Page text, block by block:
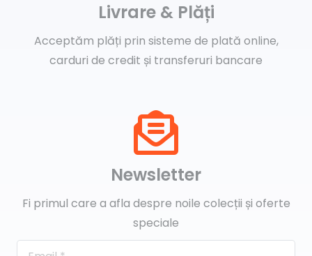
Livrare & Plăți
Acceptăm plăți prin sisteme de plată online,
carduri de credit și transferuri bancare
Newsletter
Fi primul care a afla despre noile colecții și oferte
speciale